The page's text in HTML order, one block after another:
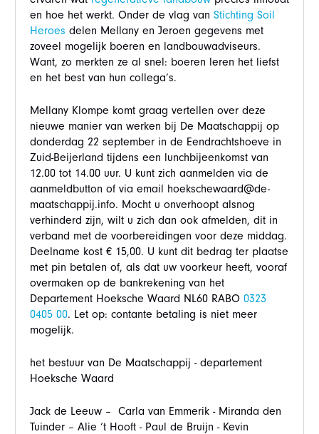
en hoe het werkt. Onder de vlag van Stichting Soil
Heroes delen Mellany en Jeroen gegevens met
zoveel mogelijk boeren en landbouwadviseurs.
Want, zo merkten ze al snel: boeren leren het liefst
en het best van hun collega’s.
Mellany Klompe komt graag vertellen over deze
nieuwe manier van werken bij De Maatschappij op
donderdag 22 september in de Eendrachtshoeve in
Zuid-Beijerland tijdens een lunchbijeenkomst van
12.00 tot 14.00 uur. U kunt zich aanmelden via de
aanmeldbutton of via email hoekschewaard@de-
maatschappij.info. Mocht u onverhoopt alsnog
verhinderd zijn, wilt u zich dan ook afmelden, dit in
verband met de voorbereidingen voor deze middag.
Deelname kost € 15,00. U kunt dit bedrag ter plaatse
met pin betalen of, als dat uw voorkeur heeft, vooraf
overmaken op de bankrekening van het
Departement Hoeksche Waard NL60 RABO 0323
0405 00. Let op: contante betaling is niet meer
mogelijk.
het bestuur van De Maatschappij - departement
Hoeksche Waard
Jack de Leeuw – Carla van Emmerik - Miranda den
Tuinder – Alie ‘t Hooft - Paul de Bruijn - Kevin